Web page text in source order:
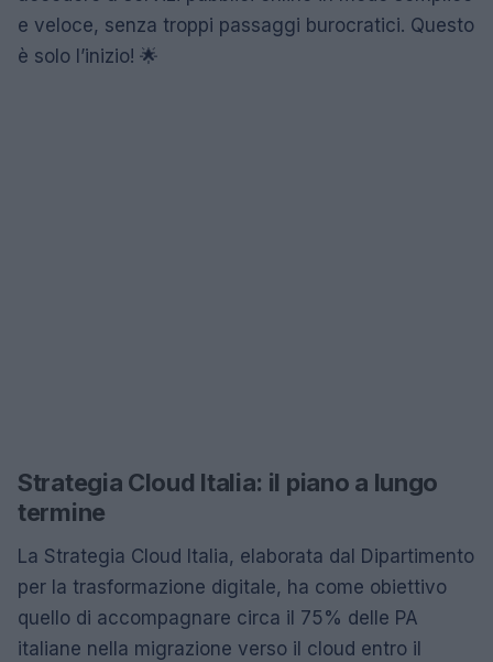
e veloce, senza troppi passaggi burocratici. Questo
è solo l’inizio! 🌟
Strategia Cloud Italia: il piano a lungo
termine
La Strategia Cloud Italia, elaborata dal Dipartimento
per la trasformazione digitale, ha come obiettivo
quello di accompagnare circa il 75% delle PA
italiane nella migrazione verso il cloud entro il